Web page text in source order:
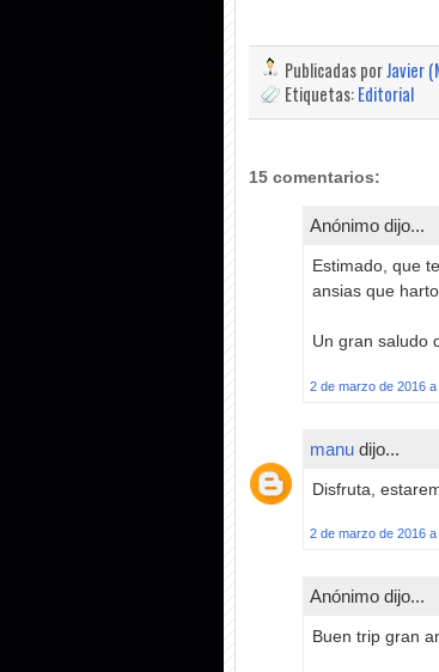
Publicadas porJavier
Etiquetas:Editorial
15 comentarios:
Anónimo dijo...
Estimado, que
ansias que
Un gran saludo
2 de marzo de 2016 a
manu dijo...
Disfruta,
2 de marzo de 2016 a
Anónimo dijo...
Buen trip gran